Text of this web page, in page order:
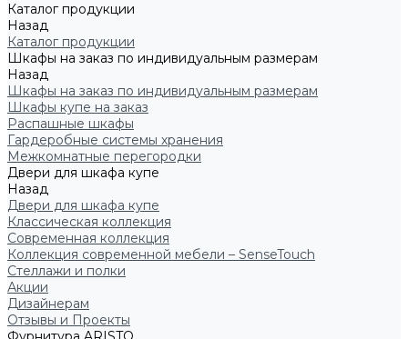
Каталог продукции
Назад
Каталог продукции
Шкафы на заказ по индивидуальным размерам
Назад
Шкафы на заказ по индивидуальным размерам
Шкафы купе на заказ
Распашные шкафы
Гардеробные системы хранения
Межкомнатные перегородки
Двери для шкафа купе
Назад
Двери для шкафа купе
Классическая коллекция
Современная коллекция
Коллекция современной мебели – SenseTouch
Стеллажи и полки
Акции
Дизайнерам
Отзывы и Проекты